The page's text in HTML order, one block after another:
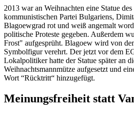
2013 war an Weihnachten eine Statue
kommunistischen Partei Bulgariens,
Blagoewgrad rot und weiß angemalt
politische Proteste gegeben. Außerdem
Frost" aufgesprüht. Blagoew wird von
Symbolfigur verehrt. Der jetzt vor dem
Lokalpolitiker hatte der Statue später an
Weihnachtsmannmütze aufgesetzt und
Wort “Rücktritt“ hinzugefügt.
Meinungsfreiheit statt